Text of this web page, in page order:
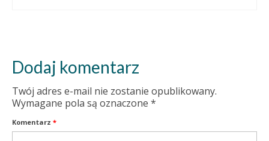
Dodaj komentarz
Twój adres e-mail nie zostanie opublikowany.
Wymagane pola są oznaczone *
Komentarz *